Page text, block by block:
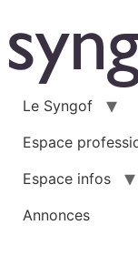
au
contenu
Le Syngof
Espace
Espace infos
Annonces